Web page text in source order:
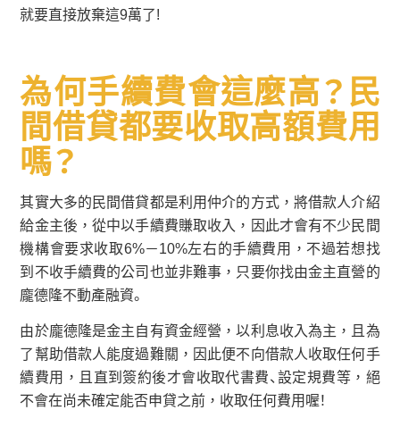
就要直接放棄這9萬了!
為何手續費會這麼高？民
間借貸都要收取高額費用
嗎？
其實大多的民間借貸都是利用仲介的方式，將借款人介紹
給金主後，從中以手續費賺取收入，因此才會有不少民間
機構會要求收取6%－10%左右的手續費用，不過若想找
到不收手續費的公司也並非難事，只要你找由金主直營的
龐德隆不動產融資。
由於龐德隆是金主自有資金經營，以利息收入為主，且為
了幫助借款人能度過難關，因此便不向借款人收取任何手
續費用，且直到簽約後才會收取代書費、設定規費等，絕
不會在尚未確定能否申貸之前，收取任何費用喔！